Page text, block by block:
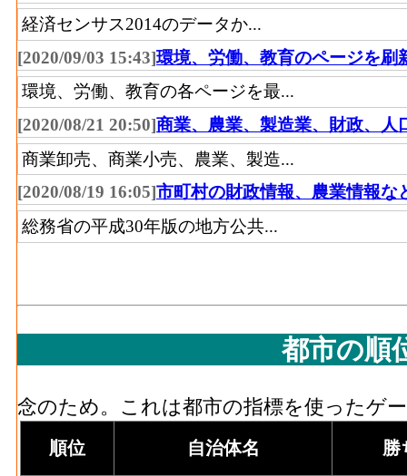
窯土石･従業者数(2016)
窯土石･現金給与総額
(2016)
356[百
窯土石･原材料、燃料、
電力使用等額(2016)
1,747[百
窯土石･製造品出荷額等
(2016)
2,769[百
窯土石･粗付加価値額
窯土石･有形固定資産年
末現在高(2016)
鉄鋼業･事業所数(2016)
鉄鋼業･従業者数(2016)
汎用機械･事業所数
(2016)
木材等･有形固定資産年末現在高[百万円
（家具を除く） の従業者10人以上事業所
現在高
家具装備品･事業所数(2016)：家具・装備
場、製作所、製造所あるいは加工所の数
家具装備品･従業者数[人](2016)：家具・装
び無給家族従業者、常用労働者の数
家具装備品･現金給与総額[百万円](2016)：
業に従事する者の人件費及び派遣受入者
家具装備品･原材料、燃料、電力使用等額[
品製造業 の燃料費と電力も含む年間原材
家具装備品･製造品出荷額等[百万円](2016)
家具装備品･粗付加価値額[百万円](2016)：
の製造品生産活動によって新規に付加さ
家具装備品･有形固定資産年末現在高[百万
経済センサス2014のデータか...
[2020/09/03 15:43]環境、労働、教育のページを刷
環境、労働、教育の各ページを最...
[2020/08/21 20:50]商業、農業、製造業、財政、人
商業卸売、商業小売、農業、製造...
[2020/08/19 16:05]市町村の財政情報、農業情報な
総務省の平成30年版の地方公共...
都市の順
念のため。これは都市の指標を使ったゲ
順位 自治体名 勝